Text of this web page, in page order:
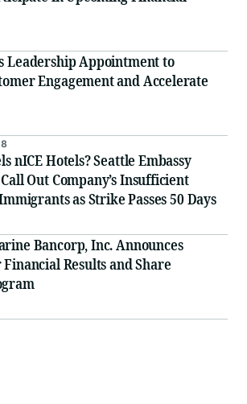
Leadership Appointment to
Engagement and Accelerate
nICE Hotels? Seattle Embassy
Out Company’s Insufficient
as Strike Passes 50 Days
Bancorp, Inc. Announces
Results and Share